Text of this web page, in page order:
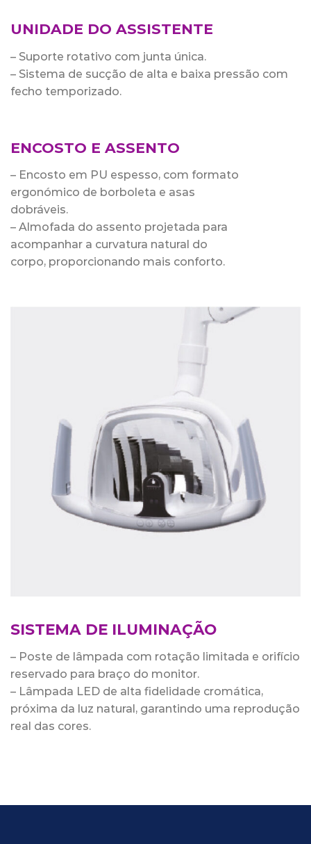
UNIDADE DO ASSISTENTE
– Suporte rotativo com junta única.
– Sistema de sucção de alta e baixa pressão com
fecho temporizado.
ENCOSTO E ASSENTO
– Encosto em PU espesso, com formato
ergonómico de borboleta e asas
dobráveis.
– Almofada do assento projetada para
acompanhar a curvatura natural do
corpo, proporcionando mais conforto.
SISTEMA DE ILUMINAÇÃO
– Poste de lâmpada com rotação limitada e orifício
reservado para braço do monitor.
– Lâmpada LED de alta fidelidade cromática,
próxima da luz natural, garantindo uma reprodução
real das cores.